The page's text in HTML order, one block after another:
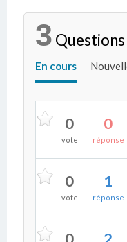
3 Questions
En cours
0
vote
0
réponse
0
vote
1
réponse
0 2